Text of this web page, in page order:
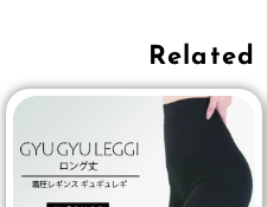
Related